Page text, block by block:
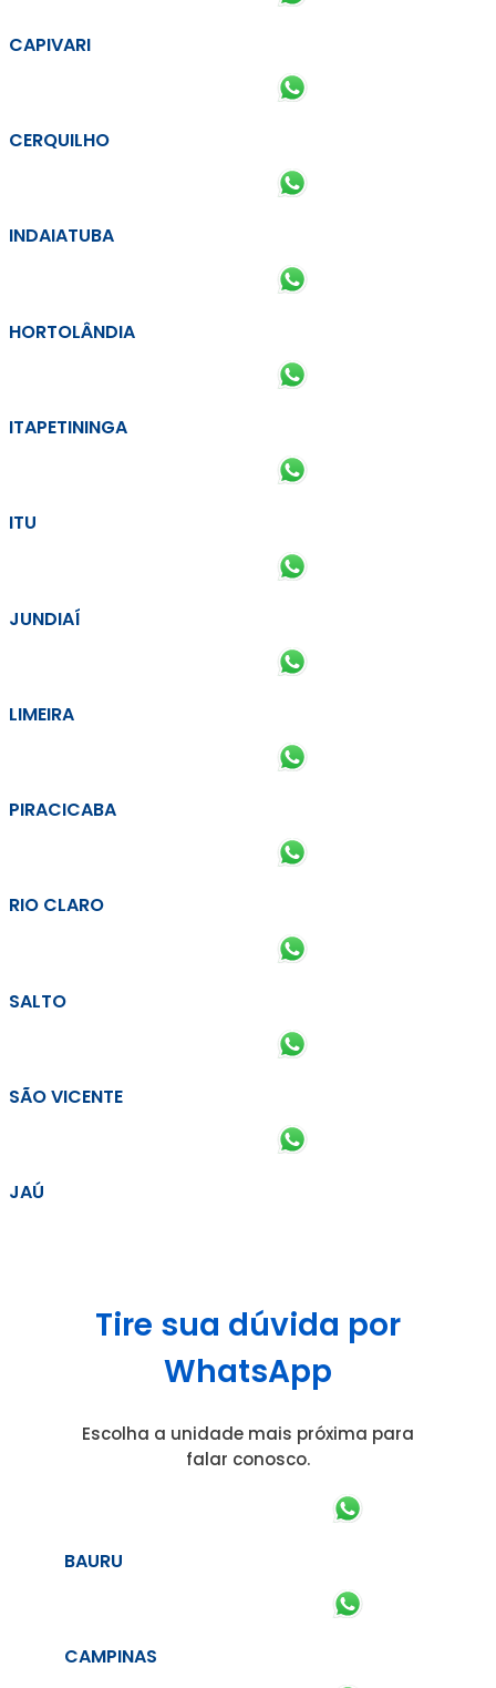
CAPIVARI
CERQUILHO
INDAIATUBA
HORTOLÂNDIA
ITAPETININGA
ITU
JUNDIAÍ
LIMEIRA
PIRACICABA
RIO CLARO
SALTO
SÃO VICENTE
JAÚ
Tire sua dúvida por
WhatsApp
Escolha a unidade mais próxima para
falar conosco.
BAURU
CAMPINAS